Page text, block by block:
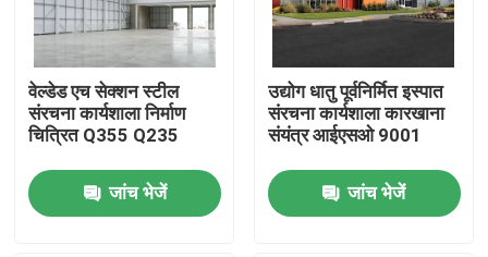
वेल्डेड एच सेक्शन स्टील
संरचना कार्यशाला निर्माण
चित्रित Q355 Q235
जांच भेजें
उद्योग धातु पूर्वनिर्मित इस्पात
संरचना कार्यशाला कारखाना
संयंत्र आईएसओ 9001
जांच भेजें